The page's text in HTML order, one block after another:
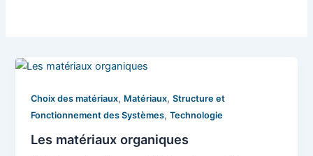
Choix des matériaux, Matériaux,Structure et
Fonctionnement des Systèmes,Technologie
Les matériaux organiques